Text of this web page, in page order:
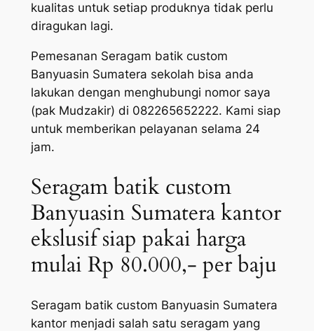
kualitas untuk setiap produknya tidak perlu
diragukan lagi.
Pemesanan Seragam batik custom
Banyuasin Sumatera sekolah bisa anda
lakukan dengan menghubungi nomor saya
(pak Mudzakir) di 082265652222. Kami siap
untuk memberikan pelayanan selama 24
jam.
Seragam batik custom
Banyuasin Sumatera kantor
ekslusif siap pakai harga
mulai Rp 80.000,- per baju
Seragam batik custom Banyuasin Sumatera
kantor menjadi salah satu seragam yang